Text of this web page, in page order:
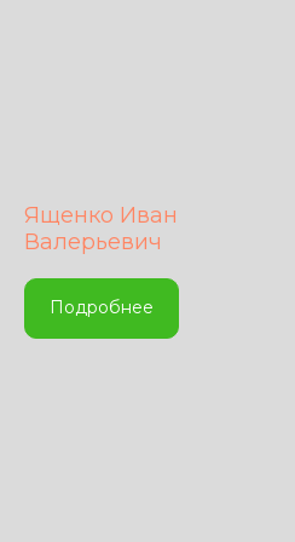
Ященко Иван
Валерьевич
Подробнее